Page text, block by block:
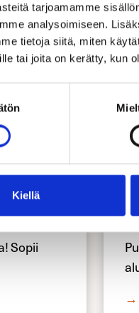
tarjoamamme
analysoimiseen.
tietoja siitä, miten
tai joita on kerätty, kun
Kiellä
20 %
Sopii
→